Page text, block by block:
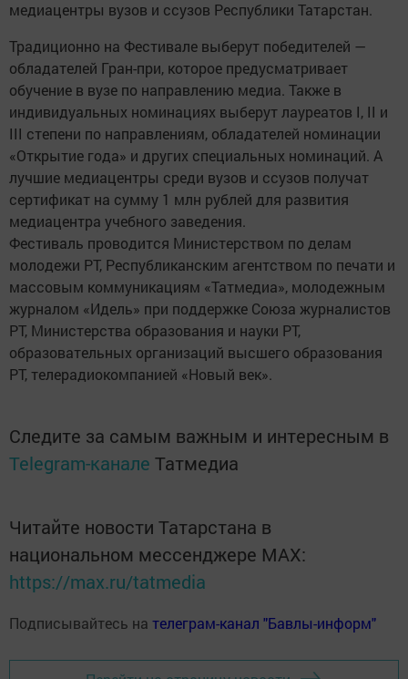
медиацентры вузов и ссузов Республики Татарстан.
Традиционно на Фестивале выберут победителей —
обладателей Гран-при, которое предусматривает
обучение в вузе по направлению медиа. Также в
индивидуальных номинациях выберут лауреатов I, II и
III степени по направлениям, обладателей номинации
«Открытие года» и других специальных номинаций. А
лучшие медиацентры среди вузов и ссузов получат
сертификат на сумму 1 млн рублей для развития
медиацентра учебного заведения.
Фестиваль проводится Министерством по делам
молодежи РТ, Республиканским агентством по печати и
массовым коммуникациям «Татмедиа», молодежным
журналом «Идель» при поддержке Союза журналистов
РТ, Министерства образования и науки РТ,
образовательных организаций высшего образования
РТ, телерадиокомпанией «Новый век».
Следите за самым важным и интересным в
Telegram-канале Татмедиа
Читайте новости Татарстана в
национальном мессенджере MАХ:
https://max.ru/tatmedia
Подписывайтесь на телеграм-канал "Бавлы-информ"